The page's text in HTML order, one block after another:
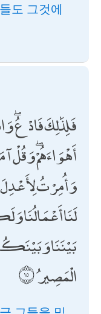
도 그것에
فَلِذَٰلِكَ فَادْعُ
أَهْوَاءَهُمْ ۖ وَقُلْ
وَأُمِرْتُ
لَنَا
بَيْنَنَا وَبَيْنَكُمُ
الْمَصِيرُ